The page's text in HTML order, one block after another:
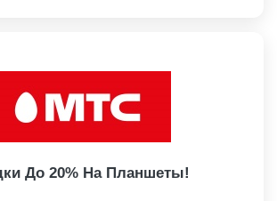
До 20% На Планшеты!